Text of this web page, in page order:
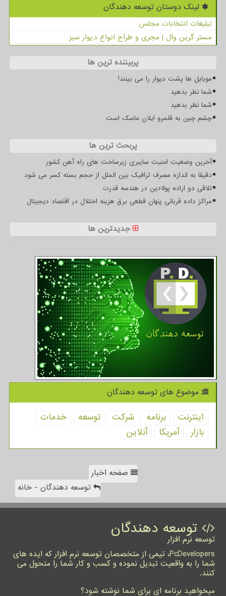
لینک دوستان توسعه دهندگان
تبلیغات انتخابات مجلس
مستر گرین وال | مجری و طراح انواع دیوار سبز
پربیننده ترین ها
موبایل ها پشت دیوار را می بینند!
شما نظر بدهید
شما نظر بدهید
چشم چین به قلمرو ایلان ماسک است
پربحث ترین ها
آخرین وضعیت امنیت سایبری زیرساخت های راه آهن کشور
دقیقا به اندازه مصرف ترافیک بین الملل از حجم بسته کسر می شود
تلاقی دو اراده پولادین در هندسه قدرت
مراکز داده قربانی پنهان قطعی برق هزینه اختلال در اقتصاد دیجیتال
جدیدترین ها
موضوع های توسعه دهندگان
اینترنت برنامه شركت توسعه
خدمات
بازار
آمریكا آنلاین
صفحه اخبار
توسعه دهندگان - خانه
توسعه دهندگان
توسعه نرم افزار
PcDevelopers، تیمی از متخصصان توسعه نرم افزار که ایده های
شما را به واقعیت تبدیل نموده و کسب و کار شما را متحول می
کنند.
میخواهید برنامه ای برای شما نوشته شود؟